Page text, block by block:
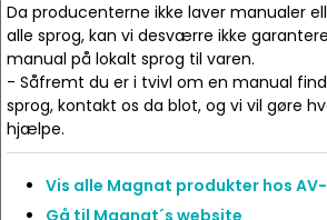
Da producenterne ikke laver manualer
alle sprog, kan vi desværre ikke
manual på lokalt sprog til varen.
- Såfremt du er i tvivl om en manual
sprog, kontakt os da blot, og vi vil gøre
hjælpe.
Vis alle Magnat produkter hos
Gå til Magnat´s website